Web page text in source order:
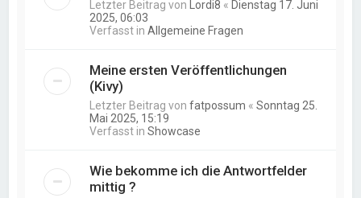
Letzter Beitrag von Lordi8 « Dienstag 17. Juni
2025, 06:03
Verfasst inAllgemeine Fragen
Meine ersten Veröffentlichungen
(Kivy)
Letzter Beitrag vonfatpossum «Sonntag 25.
Mai 2025, 15:19
Verfasst inShowcase
Wie bekomme ich die Antwortfelder
mittig ?